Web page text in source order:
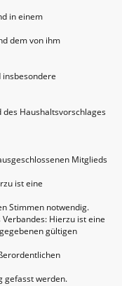
in einem
dem von ihm
Haushaltsvorschlages
Mitglieds
ist eine
Stimmen notwendig.
Hierzu ist eine
gültigen
gefasst werden.